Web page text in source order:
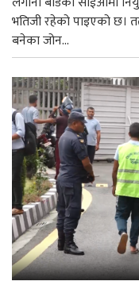
भतिजी रहेको पाइएको छ।
बनेका जोन...